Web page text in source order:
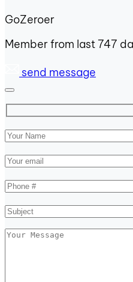
GoZeroer
Member from last 747
send message